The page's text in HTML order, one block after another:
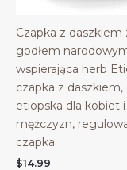
Czapka z daszkiem
godłem
wspierająca herb
czapka z daszkiem,
etiopska dla kobiet i
mężczyzn,
czapka
$14.99